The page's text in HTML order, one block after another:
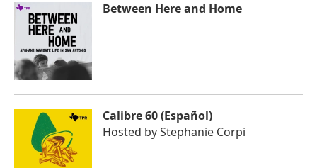
Between Here and Home
Calibre 60 (Español)
Hosted byStephanie Corpi